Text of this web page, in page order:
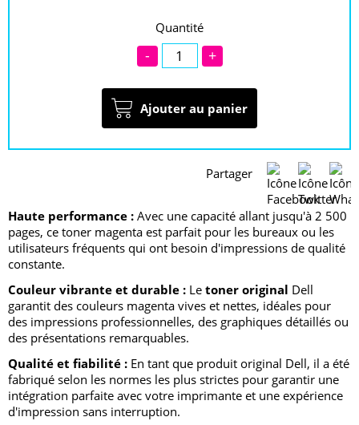
Quantité
- +
Ajouter au panier
Partager
Haute performance : Avec une capacité allant jusqu'à 2 500
pages, ce toner magenta est parfait pour les bureaux ou les
utilisateurs fréquents qui ont besoin d'impressions de qualité
constante.
Couleur vibrante et durable : Le toner original Dell
garantit des couleurs magenta vives et nettes, idéales pour
des impressions professionnelles, des graphiques détaillés ou
des présentations remarquables.
Qualité et fiabilité : En tant que produit original Dell, il a été
fabriqué selon les normes les plus strictes pour garantir une
intégration parfaite avec votre imprimante et une expérience
d'impression sans interruption.